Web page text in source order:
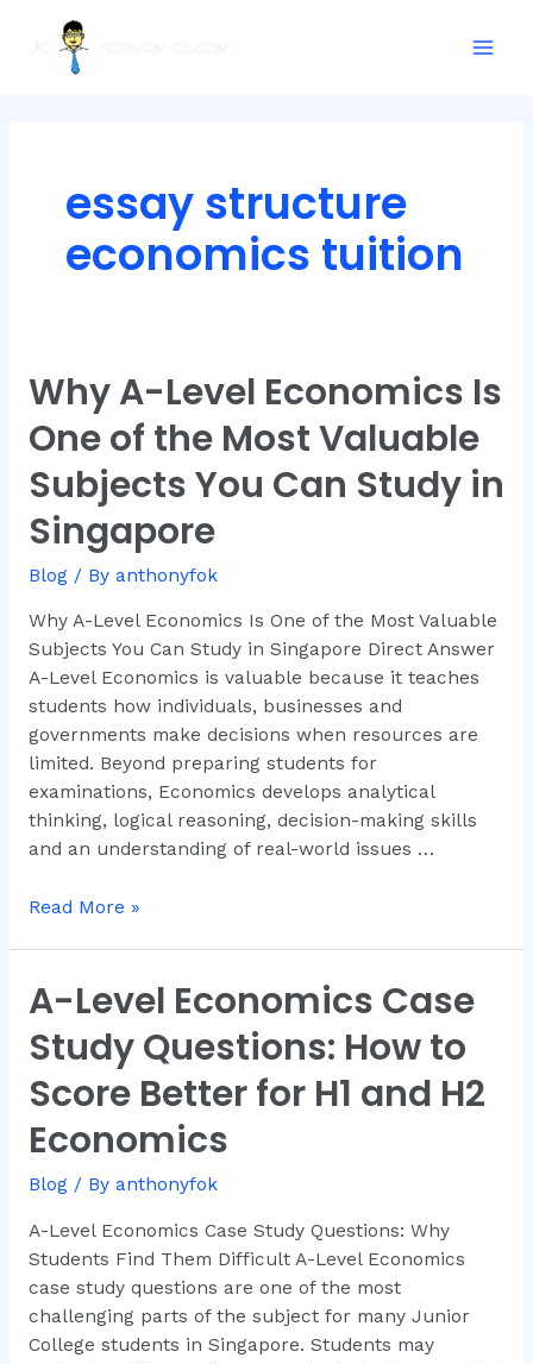
essay structure
economics tuition
Why A-Level Economics Is
One of the Most Valuable
Subjects You Can Study in
Singapore
Blog/ By anthonyfok
Why A-Level Economics Is One of the Most Valuable
Subjects You Can Study in Singapore Direct Answer
A-Level Economics is valuable because it teaches
students how individuals, businesses and
governments make decisions when resources are
limited. Beyond preparing students for
examinations, Economics develops analytical
thinking, logical reasoning, decision-making skills
and an understanding of real-world issues …
Why
A-
Level
Economics
Is
One
the
Most
Valuable
Subjects
Study
Singapore
Read More »
A-Level Economics Case
Study Questions: How to
Score Better for H1 and H2
Economics
Blog/ By anthonyfok
A-Level Economics Case Study Questions: Why
Students Find Them Difficult A-Level Economics
case study questions are one of the most
challenging parts of the subject for many Junior
College students in Singapore. Students may
A-
Level
Economics
Case
Study
Questions:
to
Better
H1
and